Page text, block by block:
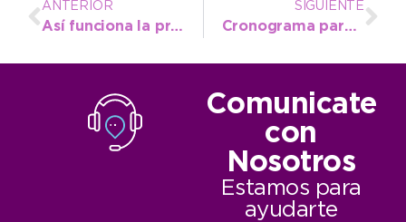
ANTERIOR
Así funciona la primera atención de Salud durante el verano necochense en la costa
SIGUIENTE
Cronograma para este viernes en la segunda jornada del Festival Infantil
Comunicate
con
Nosotros
Estamos para
ayudarte